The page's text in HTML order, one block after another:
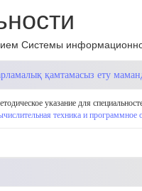
Системы
қамтамасыз ету
указание для
техника и программное